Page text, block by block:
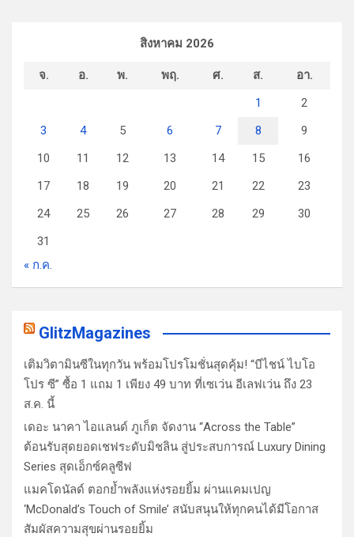
สิงหาคม 2026
จ. อ. พ. พฤ. ศ. ส.
อา.
1
2
3
4 5 6 7 8
9
10
11 12 13 14 15
16
17
18 19 20 21 22
23
24
25 26 27 28 29
30
31
« ก.ค.
GlitzMagazines
เติมวิตามินซีในทุกวัน พร้อมโปรโมชั่นสุดคุ้ม! “บีไชน์ ไบโอ
โปร ซี” ซื้อ 1 แถม 1 เพียง 49 บาท ที่เซเว่น อีเลฟเว่น ถึง 23
ส.ค. นี้
เดอะ นาคา ไอแลนด์ ภูเก็ต จัดงาน “Across the Table”
ต้อนรับสุดยอดเชฟระดับมิชลิน สู่ประสบการณ์ Luxury Dining
Series สุดเอ็กซ์คลูซีฟ
แมคโดนัลด์ ตอกย้ำพลังแห่งรอยยิ้ม ผ่านแคมเปญ
‘McDonald’s Touch of Smile’ สนับสนุนให้ทุกคนได้มีโอกาส
สัมผัสความสุขผ่านรอยยิ้ม